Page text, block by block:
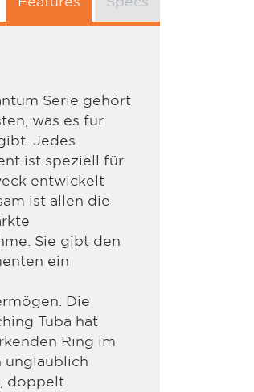
Serie gehört
was es für
Jedes
ist speziell für
entwickelt
ist allen die
Sie gibt den
ein
Die
Tuba hat
Ring im
unglaublich
doppelt